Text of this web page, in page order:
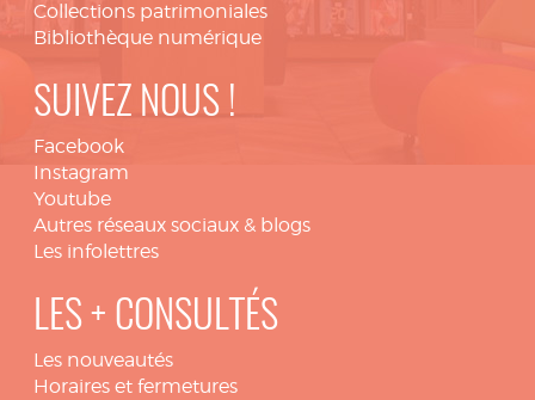
Collections patrimoniales
Bibliothèque numérique
SUIVEZ NOUS !
Facebook
Instagram
Youtube
Autres réseaux sociaux & blogs
Les infolettres
LES + CONSULTÉS
Les nouveautés
Horaires et fermetures